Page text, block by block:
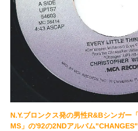
N.Y.ブロンクス発の男性R&Bシンガー
MS」の'92の2NDアルバム